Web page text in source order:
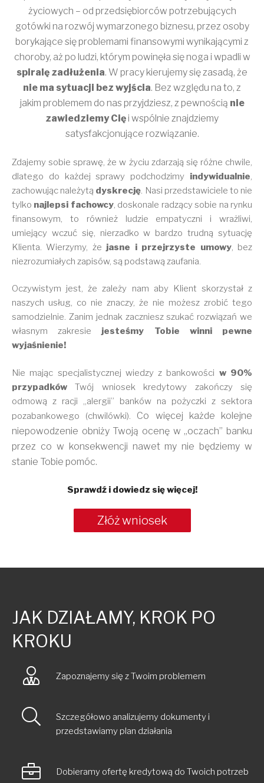
życiowych – od przedsiębiorców potrzebujących
gotówki na rozwój wymarzonego biznesu, przez osoby
borykające się problemami finansowymi wynikającymi z
choroby, aż po ludzi, którym powinęła się noga i wpadli w
spiralę zadłużenia. W pracy kierujemy się zasadą, że
nie ma sytuacji bez wyjścia. Bez względu na to, z
jakim problemem do nas przyjdziesz, z pewnością nie
zawiedziemy Cię i wspólnie znajdziemy
satysfakcjonujące rozwiązanie.
Zdajemy sobie sprawę, że w życiu zdarzają się różne chwile,
dlatego do każdej sprawy podchodzimy indywidualnie
zachowując należytą dyskrecję . Nasi przedstawiciele to nie
tylko najlepsi fachowcy, doskonale radzący sobie na rynku
finansowym, to również ludzie empatyczni i wrażliwi,
umiejący wczuć się, nierzadko w bardzo trudną sytuację
Klienta. Wierzymy, że jasne i przejrzyste umowy, bez
niezrozumiałych zapisów, są podstawą zaufania.
Oczywistym jest, że zależy nam aby Klient skorzystał z
naszych usług, co nie znaczy, że nie możesz zrobić tego
samodzielnie. Zanim jednak zaczniesz szukać rozwiązań we
własnym zakresie jesteśmy Tobie winni pewne
wyjaśnienie!
Nie mając specjalistycznej wiedzy z bankowości w 90%
przypadków Twój wniosek kredytowy zakończy się
odmową z racji „alergii” banków na pożyczki z sektora
pozabankowego (chwilówki). Co więcej każde kolejne
niepowodzenie obniży Twoją ocenę w „oczach” banku
przez co w konsekwencji nawet my nie będziemy w
stanie Tobie pomóc.
Sprawdź i dowiedz się więcej!
Złóż wniosek
JAK DZIAŁAMY, KROK PO
KROKU
Zapoznajemy się z Twoim problemem
Szczegółowo analizujemy dokumenty i
przedstawiamy plan działania
Dobieramy ofertę kredytową do Twoich potrzeb